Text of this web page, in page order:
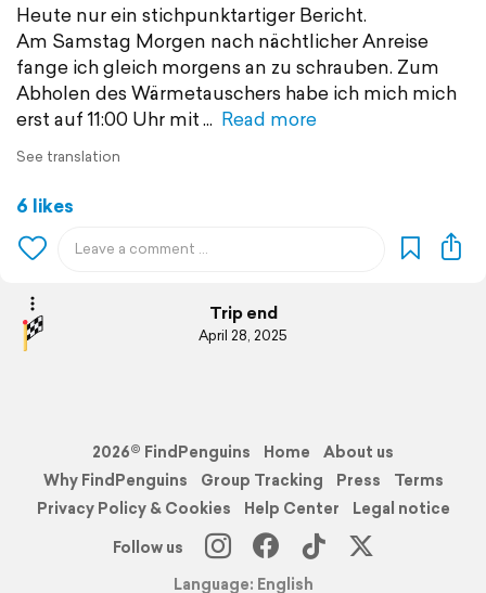
Heute nur ein stichpunktartiger Bericht.
Am Samstag Morgen nach nächtlicher Anreise
fange ich gleich morgens an zu schrauben. Zum
Abholen des Wärmetauschers habe ich mich mich
erst auf 11:00 Uhr mit
Read more
See translation
6 likes
Trip end
April 28, 2025
2026© FindPenguins Home
About us
Why FindPenguins
Group Tracking Press
Terms
Privacy Policy & Cookies
Help Center
Legal notice
Follow us
Language: English